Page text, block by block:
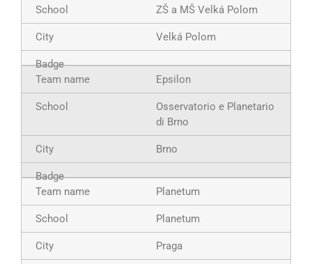
ZŠ a MŠ Velká Polom
Velká Polom
Epsilon
Osservatorio e Planetario
di Brno
Brno
Planetum
Planetum
Praga